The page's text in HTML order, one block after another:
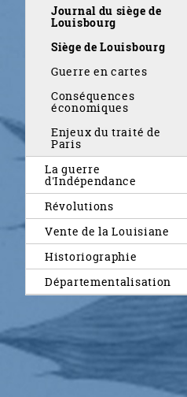
Journal du siège de
Louisbourg
Siège de Louisbourg
Guerre en cartes
Conséquences
économiques
Enjeux du traité de
Paris
La guerre
d'Indépendance
Révolutions
Vente de la Louisiane
Historiographie
Départementalisation